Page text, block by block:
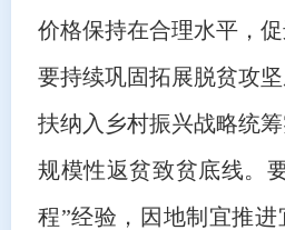
价格保持在合理水平，促
要持续巩固拓展脱贫攻
扶纳入乡村振兴战略统
规模性返贫致贫底线。
程”经验，因地制宜推